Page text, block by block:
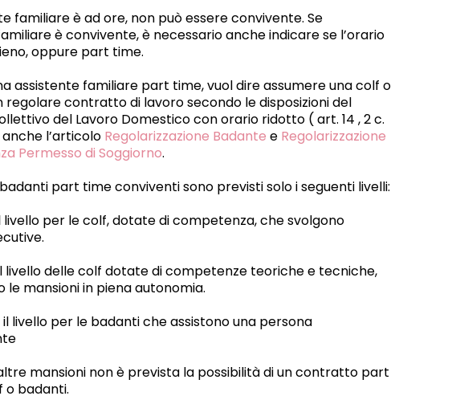
familiare è ad ore, non può essere convivente. Se
è convivente, è necessario anche indicare se l’orario
oppure part time.
assistente familiare part time, vuol dire assumere una colf o
regolare contratto di lavoro secondo le disposizioni del
del Lavoro Domestico con orario ridotto ( art. 14 , 2 c.
anche l’articolo Regolarizzazione Badante e Regolarizzazione
Permesso di Soggiorno.
part time conviventi sono previsti solo i seguenti livelli:
il livello per le colf, dotate di competenza, che svolgono
il livello delle colf dotate di competenze teoriche e tecniche,
le mansioni in piena autonomia.
il livello per le badanti che assistono una persona
mansioni non è prevista la possibilità di un contratto part
o badanti.